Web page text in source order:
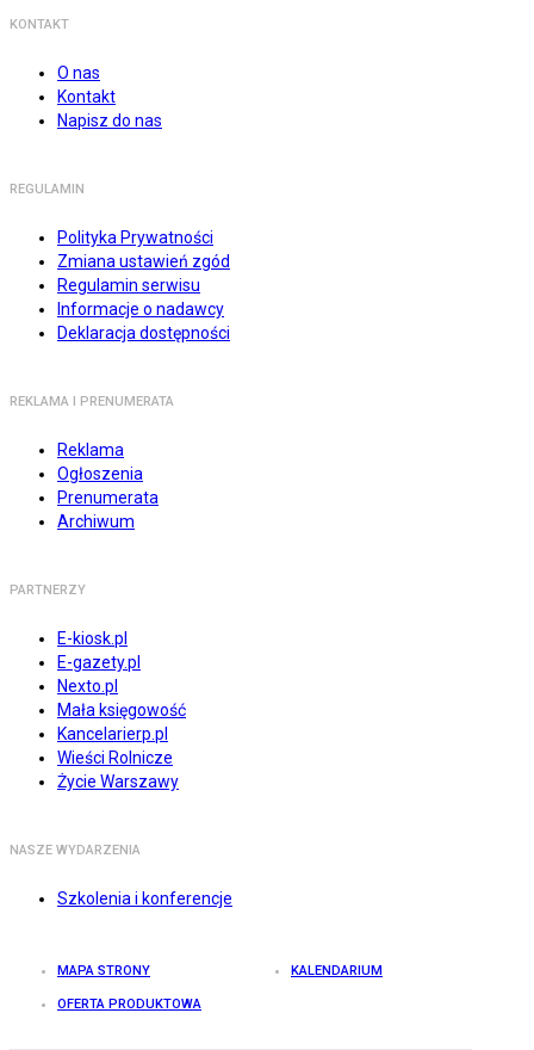
KONTAKT
O nas
Kontakt
Napisz do nas
REGULAMIN
Polityka Prywatności
Zmiana ustawień zgód
Regulamin serwisu
Informacje o nadawcy
Deklaracja dostępności
REKLAMA I PRENUMERATA
Reklama
Ogłoszenia
Prenumerata
Archiwum
PARTNERZY
E-kiosk.pl
E-gazety.pl
Nexto.pl
Mała księgowość
Kancelarierp.pl
Wieści Rolnicze
Życie Warszawy
NASZE WYDARZENIA
Szkolenia i konferencje
MAPA STRONY KALENDARIUM
OFERTA PRODUKTOWA